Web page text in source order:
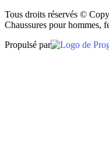
Tous droits réservés ©
Chaussures pour hommes,
Propulsé par